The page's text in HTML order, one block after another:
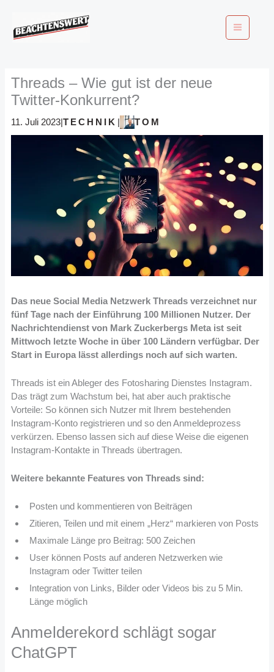
springen
Threads – Wie gut ist der neue
Twitter-Konkurrent?
11. Juli 2023|TECHNIK | TOM
Das neue Social Media Netzwerk Threads verzeichnet nur
fünf Tage nach der Einführung 100 Millionen Nutzer. Der
Nachrichtendienst von Mark Zuckerbergs Meta ist seit
Mittwoch letzte Woche in über 100 Ländern verfügbar. Der
Start in Europa lässt allerdings noch auf sich warten.
Threads ist ein Ableger des Fotosharing Dienstes Instagram.
Das trägt zum Wachstum bei, hat aber auch praktische
Vorteile: So können sich Nutzer mit Ihrem bestehenden
Instagram-Konto registrieren und so den Anmeldeprozess
verkürzen. Ebenso lassen sich auf diese Weise die eigenen
Instagram-Kontakte in Threads übertragen.
Weitere bekannte Features von Threads sind:
Posten und kommentieren von Beiträgen
Zitieren, Teilen und mit einem „Herz“ markieren von Posts
Maximale Länge pro Beitrag: 500 Zeichen
User können Posts auf anderen Netzwerken wie
Instagram oder Twitter teilen
Integration von Links, Bilder oder Videos bis zu 5 Min.
Länge möglich
Anmelderekord schlägt sogar
ChatGPT